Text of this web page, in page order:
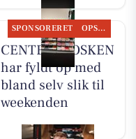
SPONSORERET OPSLAGSTAVLEN
CENTER KIOSKEN
har fyldt op med
bland selv slik til
weekenden